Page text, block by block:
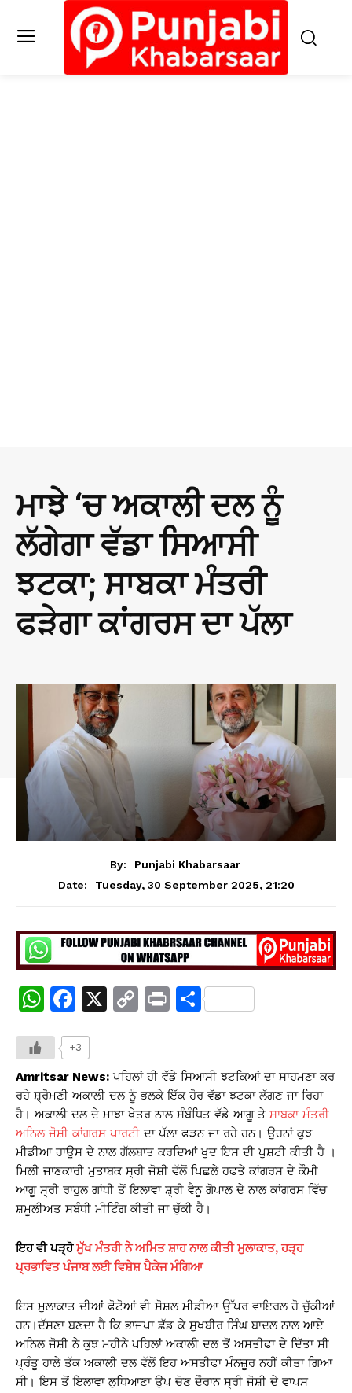
ਮਾਝੇ ‘ਚ ਅਕਾਲੀ ਦਲ ਨੂੰ
ਲੱਗੇਗਾ ਵੱਡਾ ਸਿਆਸੀ
ਝਟਕਾ; ਸਾਬਕਾ ਮੰਤਰੀ
ਫੜੇਗਾ ਕਾਂਗਰਸ ਦਾ ਪੱਲਾ
By:
Punjabi Khabarsaar
Date:
Tuesday, 30 September 2025, 21:20
W
at
s
A
p
p
F
c
e
b
o
o
k
X
C
y
Li
n
k
Pr S
e
+3
Amritsar News: ਪਹਿਲਾਂ ਹੀ ਵੱਡੇ ਸਿਆਸੀ ਝਟਕਿਆਂ ਦਾ ਸਾਹਮਣਾ ਕਰ
ਰਹੇ ਸ਼੍ਰੋਮਣੀ ਅਕਾਲੀ ਦਲ ਨੂੰ ਭਲਕੇ ਇੱਕ ਹੋਰ ਵੱਡਾ ਝਟਕਾ ਲੱਗਣ ਜਾ ਰਿਹਾ
ਹੈ। ਅਕਾਲੀ ਦਲ ਦੇ ਮਾਝਾ ਖੇਤਰ ਨਾਲ ਸੰਬੰਧਿਤ ਵੱਡੇ ਆਗੂ ਤੇ ਸਾਬਕਾ ਮੰਤਰੀ
ਅਨਿਲ ਜੋਸ਼ੀ ਕਾਂਗਰਸ ਪਾਰਟੀ ਦਾ ਪੱਲਾ ਫੜਨ ਜਾ ਰਹੇ ਹਨ। ਉਹਨਾਂ ਕੁਝ
ਮੀਡੀਆ ਹਾਊਸ ਦੇ ਨਾਲ ਗੱਲਬਾਤ ਕਰਦਿਆਂ ਖੁਦ ਇਸ ਦੀ ਪੁਸ਼ਟੀ ਕੀਤੀ ਹੈ ।
ਮਿਲੀ ਜਾਣਕਾਰੀ ਮੁਤਾਬਕ ਸ੍ਰੀ ਜੋਸ਼ੀ ਵੱਲੋਂ ਪਿਛਲੇ ਹਫਤੇ ਕਾਂਗਰਸ ਦੇ ਕੌਮੀ
ਆਗੂ ਸ੍ਰੀ ਰਾਹੁਲ ਗਾਂਧੀ ਤੋਂ ਇਲਾਵਾ ਸ਼੍ਰੀ ਵੈਨੂ ਗੋਪਾਲ ਦੇ ਨਾਲ ਕਾਂਗਰਸ ਵਿੱਚ
ਸ਼ਮੂਲੀਅਤ ਸਬੰਧੀ ਮੀਟਿੰਗ ਕੀਤੀ ਜਾ ਚੁੱਕੀ ਹੈ।
ਇਹ ਵੀ ਪੜ੍ਹੋਮੁੱਖ ਮੰਤਰੀ ਨੇ ਅਮਿਤ ਸ਼ਾਹ ਨਾਲ ਕੀਤੀ ਮੁਲਾਕਾਤ, ਹੜ੍ਹ
ਪ੍ਰਭਾਵਿਤ ਪੰਜਾਬ ਲਈ ਵਿਸ਼ੇਸ਼ ਪੈਕੇਜ ਮੰਗਿਆ
ਇਸ ਮੁਲਾਕਾਤ ਦੀਆਂ ਫੋਟੋਆਂ ਵੀ ਸੋਸ਼ਲ ਮੀਡੀਆ ਉੱਪਰ ਵਾਇਰਲ ਹੋ ਚੁੱਕੀਆਂ
ਹਨ।ਦੱਸਣਾ ਬਣਦਾ ਹੈ ਕਿ ਭਾਜਪਾ ਛੱਡ ਕੇ ਸੁਖਬੀਰ ਸਿੰਘ ਬਾਦਲ ਨਾਲ ਆਏ
ਅਨਿਲ ਜੋਸ਼ੀ ਨੇ ਕੁਝ ਮਹੀਨੇ ਪਹਿਲਾਂ ਅਕਾਲੀ ਦਲ ਤੋਂ ਅਸਤੀਫਾ ਦੇ ਦਿੱਤਾ ਸੀ
ਪ੍ਰੰਤੂ ਹਾਲੇ ਤੱਕ ਅਕਾਲੀ ਦਲ ਵੱਲੋਂ ਇਹ ਅਸਤੀਫਾ ਮੰਨਜ਼ੂਰ ਨਹੀਂ ਕੀਤਾ ਗਿਆ
ਸੀ। ਇਸ ਤੋਂ ਇਲਾਵਾ ਲੁਧਿਆਣਾ ਉਪ ਚੋਣ ਦੌਰਾਨ ਸ੍ਰੀ ਜੋਸ਼ੀ ਦੇ ਵਾਪਸ